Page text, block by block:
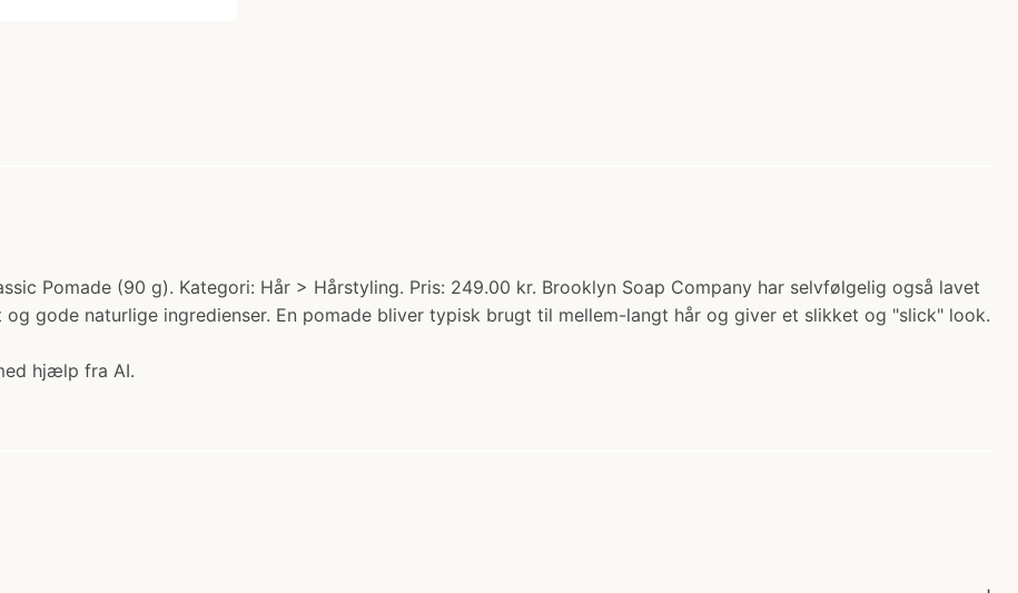
Pomade (90 g). Kategori: Hår > Hårstyling. Pris: 249.00 kr. Brooklyn Soap Company har selvfølgelig også lavet
gode naturlige ingredienser. En pomade bliver typisk brugt til mellem-langt hår og giver et slikket og "slick" look.
hjælp fra AI.